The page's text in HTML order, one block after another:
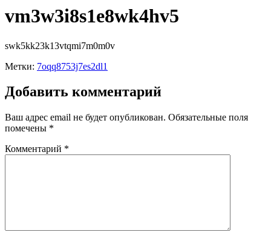
vm3w3i8s1e8wk4hv5
swk5kk23k13vtqmi7m0m0v
Метки: 7oqq8753j7es2dl1
Добавить комментарий
Ваш адрес email не будет опубликован. Обязательные поля
помечены *
Комментарий *